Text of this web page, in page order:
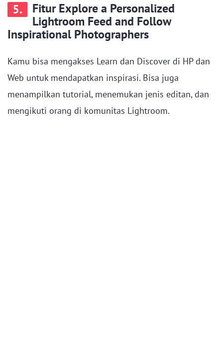
5.
Fitur Explore a Personalized
Lightroom Feed and Follow
Inspirational Photographers
Kamu bisa mengakses Learn dan Discover di HP dan
Web untuk mendapatkan inspirasi. Bisa juga
menampilkan tutorial, menemukan jenis editan, dan
mengikuti orang di komunitas Lightroom.